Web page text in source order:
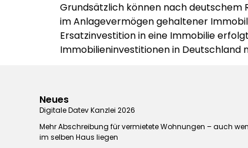
Grundsätzlich können nach deutschem
im Anlagevermögen gehaltener
Ersatzinvestition in eine Immobilie
Immobilieninvestitionen in Deutschland
Neues
Digitale Datev Kanzlei 2026
Mehr Abschreibung für vermietete Wohnungen – auch
im selben Haus liegen